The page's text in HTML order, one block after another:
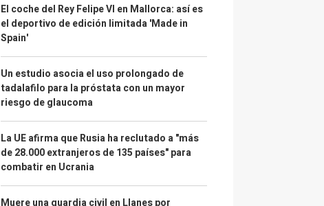
El coche del Rey Felipe VI en Mallorca: así es
el deportivo de edición limitada 'Made in
Spain'
Un estudio asocia el uso prolongado de
tadalafilo para la próstata con un mayor
riesgo de glaucoma
La UE afirma que Rusia ha reclutado a "más
de 28.000 extranjeros de 135 países" para
combatir en Ucrania
Muere una guardia civil en Llanes por